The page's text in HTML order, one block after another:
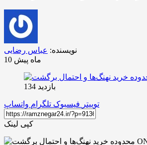
نویسنده: عباس رضایی
10 ماه پیش
بازدید 134
توییتر فیسبوک تلگرام واتساپ
کپی لینک